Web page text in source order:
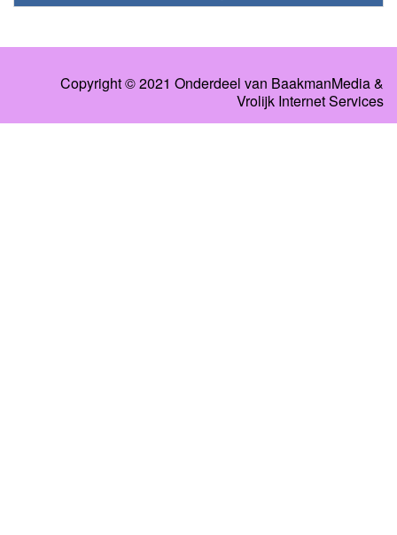
Copyright © 2021 Onderdeel van BaakmanMedia&
Vrolijk Internet Services